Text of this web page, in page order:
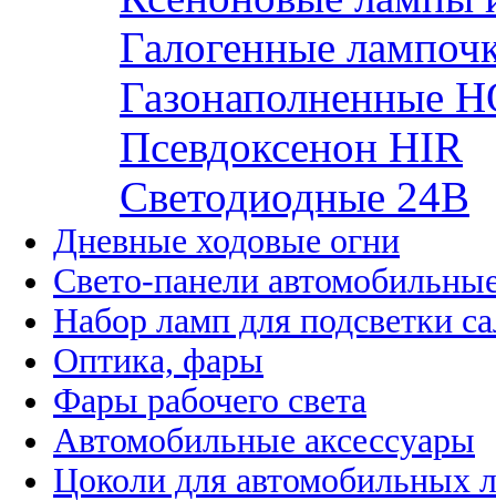
Галогенные
Газонаполненные
Псевдоксенон HIR
Cветодиодные 24B
Дневные ходовые огни
Свето-панели
Набор ламп для подсветки
Оптика, фары
Фары рабочего света
Автомобильные аксессуары
Цоколи для автомобильных